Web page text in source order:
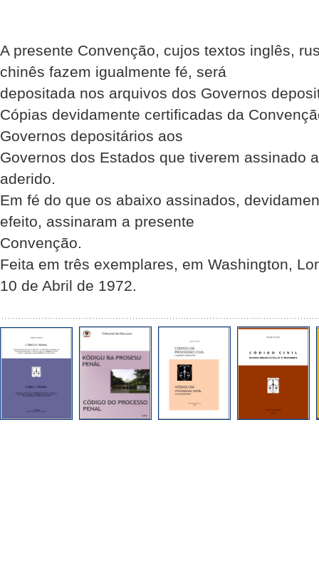
A presente Convenção, cujos textos inglês,
chinês fazem igualmente fé, será
depositada nos arquivos dos Governos
Cópias devidamente certificadas da
Governos depositários aos
Governos dos Estados que tiverem assinado
aderido.
Em fé do que os abaixo assinados,
efeito, assinaram a presente
Convenção.
Feita em três exemplares, em Washington,
10 de Abril de 1972.